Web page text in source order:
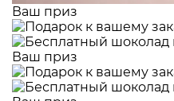
Ваш приз
Ваш приз